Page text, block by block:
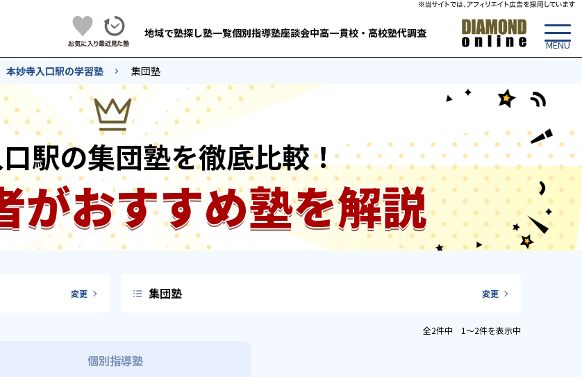
地域で塾探し塾一覧個別指導塾座談会中高一貫校・高校塾代調査
本妙寺入口駅の学習塾 集団塾
駅の集団塾を徹底比較！
がおすすめ塾を解説
変更 集団塾 変更
全2件中 1〜2件を表示中
個別指導塾